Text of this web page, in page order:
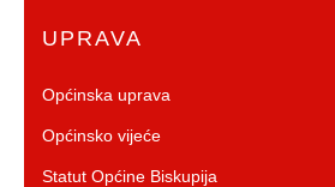
UPRAVA
Općinska uprava
Općinsko vijeće
Statut Općine Biskupija